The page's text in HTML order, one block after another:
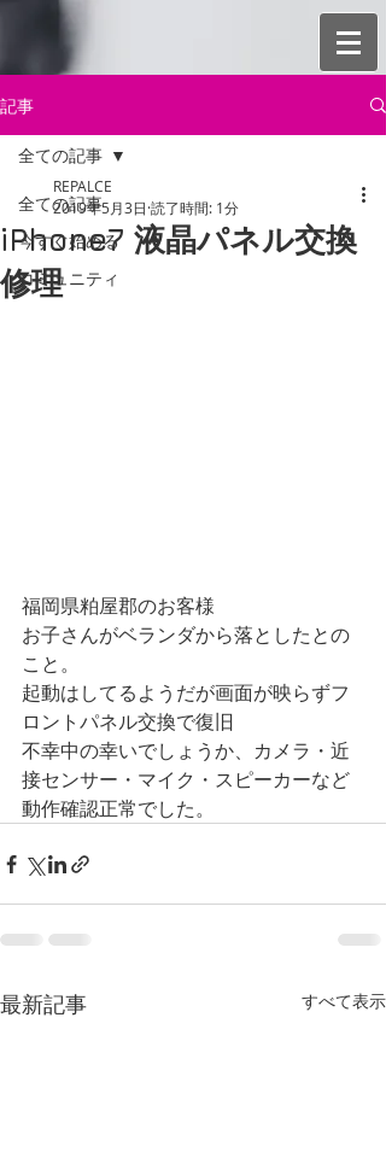
記事
全ての記事
今すぐ始める
コミュニティ
全ての記事
iPhone7 液晶パネル交換
修理
REPALCE
2019年5月3日 読了時間: 1分
福岡県粕屋郡のお客様
お子さんがベランダから落としたとの
こと。
起動はしてるようだが画面が映らずフ
ロントパネル交換で復旧
不幸中の幸いでしょうか、カメラ・近
接センサー・マイク・スピーカーなど
動作確認正常でした。
最新記事 すべて表示